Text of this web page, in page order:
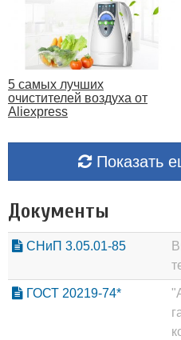
5 самых лучших
очистителей воздуха от
Aliexpress
Показать
Документы
СНиП 3.05.01-85
ГОСТ 20219-74*